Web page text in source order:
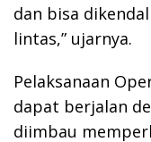
dan bisa
lintas,” ujarnya.
Pelaksanaan
dapat berjalan
diimbau